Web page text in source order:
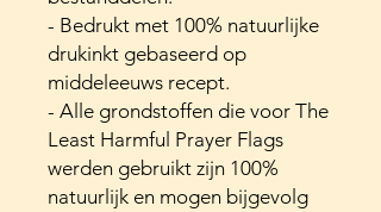
- Bedrukt met 100% natuurlijke
drukinkt gebaseerd op
middeleeuws recept.
- Alle grondstoffen die voor The
Least Harmful Prayer Flags
werden gebruikt zijn 100%
natuurlijk en mogen bijgevolg